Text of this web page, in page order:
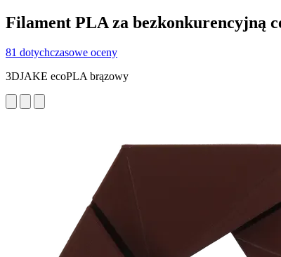
Filament PLA za bezkonkurencyjną
81 dotychczasowe oceny
3DJAKE ecoPLA brązowy